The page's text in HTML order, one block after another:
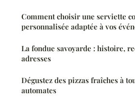
Comment choisir une serviette
personnalisée adaptée à vos
La fondue savoyarde : histoire,
adresses
Dégustez des pizzas fraîches à
automates